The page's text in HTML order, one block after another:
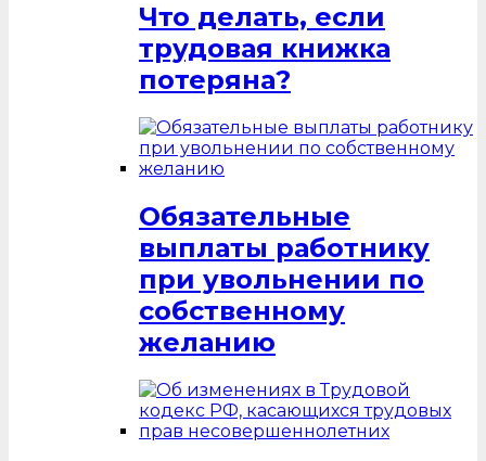
Что делать, если
трудовая книжка
потеряна?
Обязательные
выплаты работнику
при увольнении по
собственному
желанию